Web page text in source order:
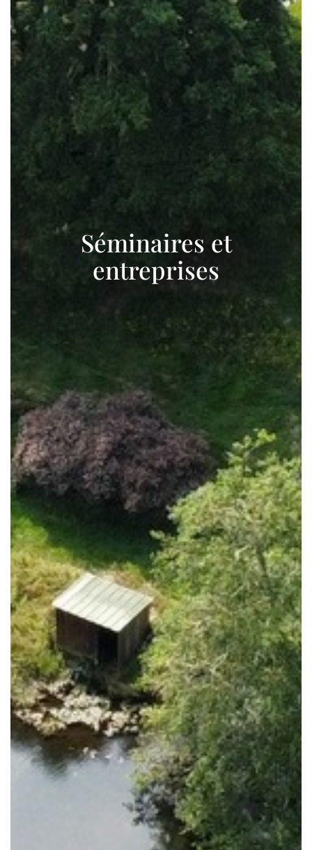
Séminaires et
entreprises